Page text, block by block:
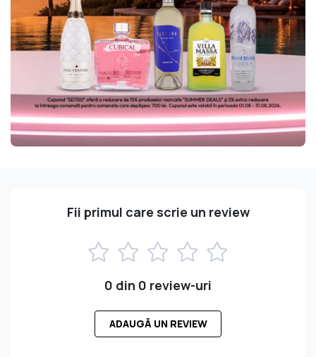
Fii primul care scrie un review
0 din 0 review-uri
ADAUGĂ UN REVIEW